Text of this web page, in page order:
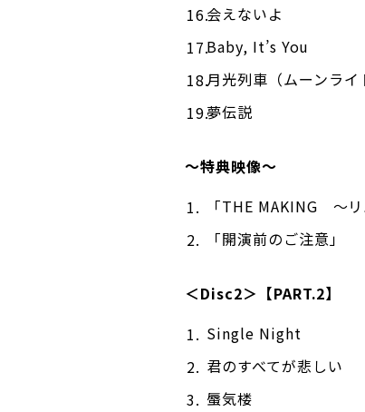
会えないよ
Baby, It’s You
月光列車（ムーンライ
夢伝説
〜特典映像〜
「THE MAKING 〜リ
「開演前のご注意」
＜Disc2＞【PART.2】
Single Night
君のすべてが悲しい
蜃気楼